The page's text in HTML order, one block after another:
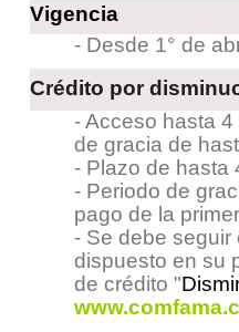
Vigencia
- Desde 1° de
Crédito por
- Acceso hasta
de gracia de
- Plazo de hasta
- Periodo de
pago de la
- Se debe seguir
dispuesto en su
de crédito "